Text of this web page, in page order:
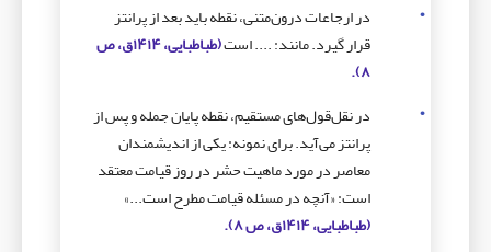
در ارجاعات درون‌متنی، نقطه باید بعد از پرانتز
قرار گیرد. مانند: .... است
(طباطبایی، ۱۴۱۴ق، ص
۸).
در نقل‌قول‌های مستقیم، نقطه پایان جمله و پس از
پرانتز می‌­آید. برای نمونه: یکی از اندیشمندان
معاصر در مورد ماهیت حشر در روز قیامت معتقد
است: «آنچه در مسئله قیامت مطرح است...»
(طباطبایی، ۱۴۱۴ق، ص ۸).